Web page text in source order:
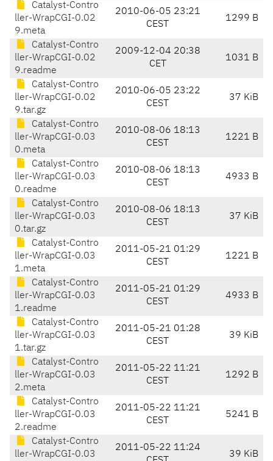
Catalyst-Contro
ller-WrapCGI-0.02
9.meta
2010-06-05 23:21
CEST
1299 B
Catalyst-Contro
ller-WrapCGI-0.02
9.readme
2009-12-04 20:38
CET
1031 B
Catalyst-Contro
ller-WrapCGI-0.02
9.tar.gz
2010-06-05 23:22
CEST
37 KiB
Catalyst-Contro
ller-WrapCGI-0.03
0.meta
2010-08-06 18:13
CEST
1221 B
Catalyst-Contro
ller-WrapCGI-0.03
0.readme
2010-08-06 18:13
CEST
4933 B
Catalyst-Contro
ller-WrapCGI-0.03
0.tar.gz
2010-08-06 18:13
CEST
37 KiB
Catalyst-Contro
ller-WrapCGI-0.03
1.meta
2011-05-21 01:29
CEST
1221 B
Catalyst-Contro
ller-WrapCGI-0.03
1.readme
2011-05-21 01:29
CEST
4933 B
Catalyst-Contro
ller-WrapCGI-0.03
1.tar.gz
2011-05-21 01:28
CEST
39 KiB
Catalyst-Contro
ller-WrapCGI-0.03
2.meta
2011-05-22 11:21
CEST
1292 B
Catalyst-Contro
ller-WrapCGI-0.03
2.readme
2011-05-22 11:21
CEST
5241 B
Catalyst-Contro
ller-WrapCGI-0.03
2011-05-22 11:24
39 KiB